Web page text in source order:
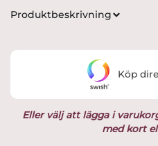
var:
3,995 kr.
Produktbeskrivning
Eller välj att lägga i
med kort
Köp